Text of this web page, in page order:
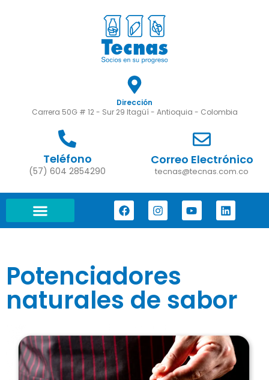
Dirección
Carrera 50G # 12 - Sur 29 Itagüí - Antioquia - Colombia
Teléfono
(57) 604 2854290
Correo Electrónico
tecnas@tecnas.com.co
Potenciadores
naturales de sabor